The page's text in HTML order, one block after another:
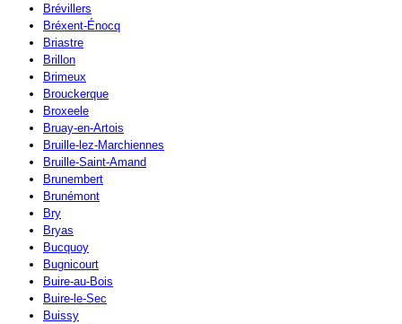
Brévillers
Bréxent-Énocq
Briastre
Brillon
Brimeux
Brouckerque
Broxeele
Bruay-en-Artois
Bruille-lez-Marchiennes
Bruille-Saint-Amand
Brunembert
Brunémont
Bry
Bryas
Bucquoy
Bugnicourt
Buire-au-Bois
Buire-le-Sec
Buissy